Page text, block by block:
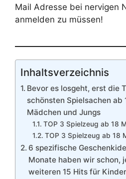
Mail Adresse bei nervigen
anmelden zu müssen!
Inhaltsverzeichnis
Bevor es losgeht, erst die
schönsten Spielsachen ab
Mädchen und Jungs
TOP 3 Spielzeug ab 18
TOP 3 Spielzeug ab 18
6 spezifische
Monate haben wir schon,
weiteren 15 Hits für